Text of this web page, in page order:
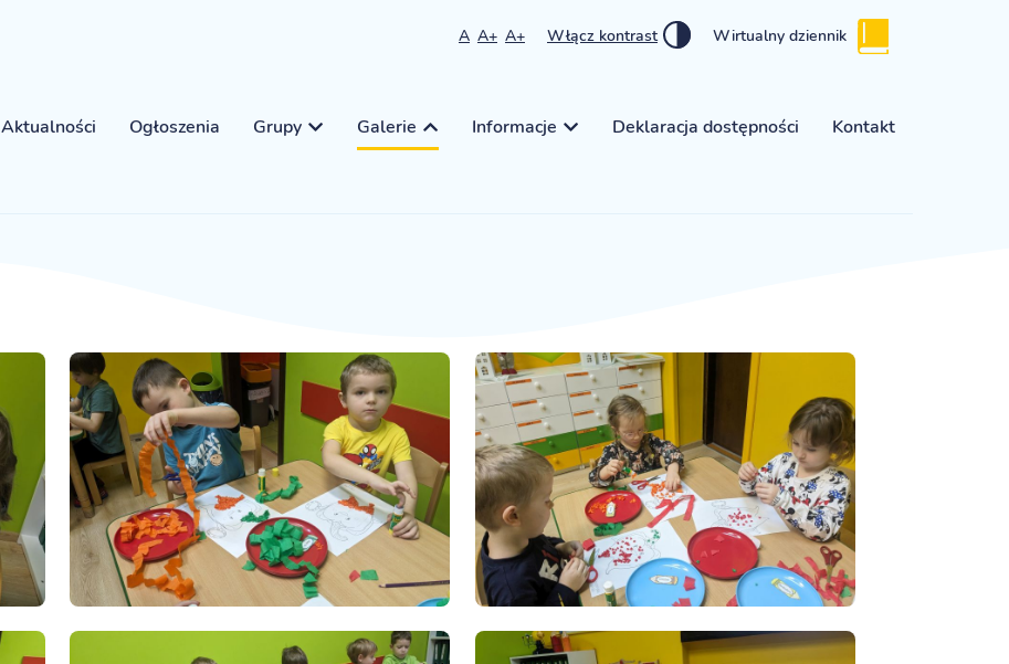
A A+ A+ Włącz kontrast Wirtualny dziennik
Aktualności Ogłoszenia Grupy Galerie Informacje Deklaracja dostępności Kontakt